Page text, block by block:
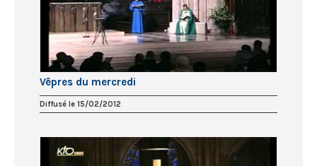
Vêpres du mercredi
Diffusé le 15/02/2012